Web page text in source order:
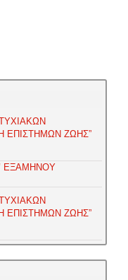
ΕΠΙΣΤΗΜΩΝ ΖΩΗΣ”
ΕΞΑΜΗΝΟΥ
ΕΠΙΣΤΗΜΩΝ ΖΩΗΣ”